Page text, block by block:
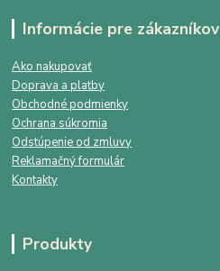
Informácie pre zákazníkov
Ako nakupovať
Doprava a platby
Obchodné podmienky
Ochrana súkromia
Odstúpenie od zmluvy
Reklamačný formulár
Kontakty
Produkty